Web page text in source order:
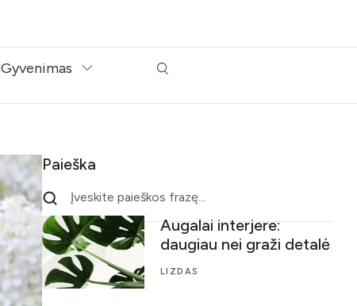
Gyvenimas
Paieška
Augalai interjere:
daugiau nei graži detalė
LIZDAS